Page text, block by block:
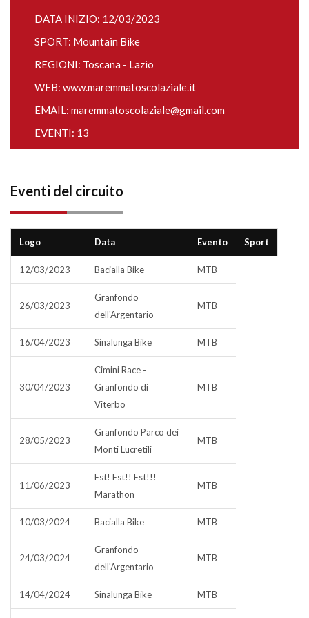
DATA INIZIO: 12/03/2023
SPORT: Mountain Bike
REGIONI: Toscana - Lazio
WEB: www.maremmatoscolaziale.it
EMAIL: maremmatoscolaziale@gmail.com
EVENTI: 13
Eventi del circuito
Logo Data Evento Sport
12/03/2023 Bacialla Bike MTB
26/03/2023
Granfondo
dell'Argentario
MTB
16/04/2023 Sinalunga Bike MTB
30/04/2023
Cimini Race -
Granfondo di
Viterbo
MTB
28/05/2023
Granfondo Parco dei
Monti Lucretili
MTB
11/06/2023
Est! Est!! Est!!!
Marathon
MTB
10/03/2024 Bacialla Bike MTB
24/03/2024
Granfondo
dell'Argentario
MTB
14/04/2024 Sinalunga Bike MTB